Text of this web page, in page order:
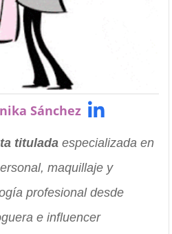
Sánchez
tituladaespecializada en
maquillaje y
profesional desde
e influencer